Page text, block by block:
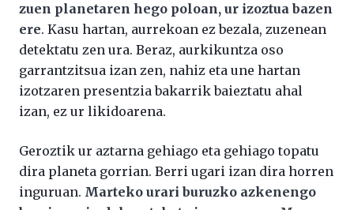
zuen planetaren hego poloan, ur izoztua bazen
ere. Kasu hartan, aurrekoan ez bezala, zuzenean
detektatu zen ura. Beraz, aurkikuntza oso
garrantzitsua izan zen, nahiz eta une hartan
izotzaren presentzia bakarrik baieztatu ahal
izan, ez ur likidoarena.
Geroztik ur aztarna gehiago eta gehiago topatu
dira planeta gorrian. Berri ugari izan dira horren
inguruan. Marteko urari buruzko azkenengo